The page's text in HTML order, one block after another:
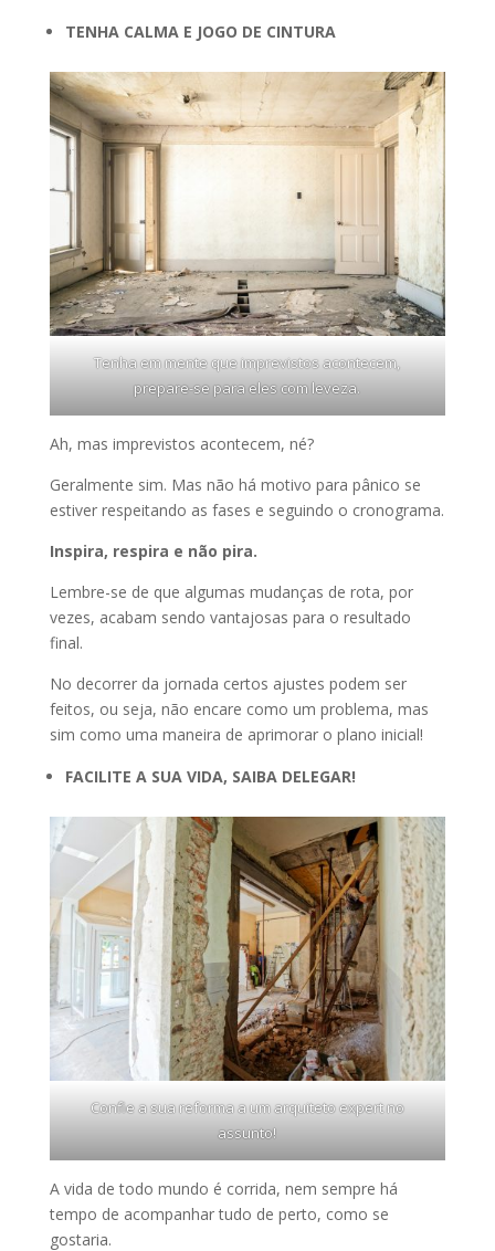
TENHA CALMA E JOGO DE CINTURA
Tenha em mente que imprevistos acontecem,
prepare-se para eles com leveza.
Ah, mas imprevistos acontecem, né?
Geralmente sim. Mas não há motivo para pânico se
estiver respeitando as fases e seguindo o cronograma.
Inspira, respira e não pira.
Lembre-se de que algumas mudanças de rota, por
vezes, acabam sendo vantajosas para o resultado
final.
No decorrer da jornada certos ajustes podem ser
feitos, ou seja, não encare como um problema, mas
sim como uma maneira de aprimorar o plano inicial!
FACILITE A SUA VIDA, SAIBA DELEGAR!
Confie a sua reforma a um arquiteto expert no
assunto!
A vida de todo mundo é corrida, nem sempre há
tempo de acompanhar tudo de perto, como se
gostaria.